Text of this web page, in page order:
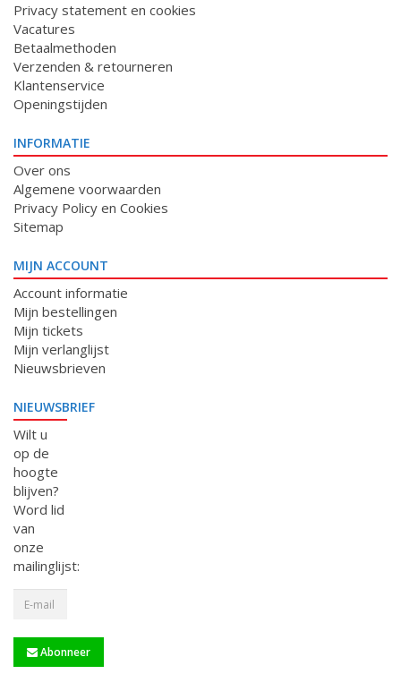
Privacy statement en cookies
Vacatures
Betaalmethoden
Verzenden & retourneren
Klantenservice
Openingstijden
INFORMATIE
Over ons
Algemene voorwaarden
Privacy Policy en Cookies
Sitemap
MIJN ACCOUNT
Account informatie
Mijn bestellingen
Mijn tickets
Mijn verlanglijst
Nieuwsbrieven
NIEUWSBRIEF
Wilt u
op de
hoogte
blijven?
Word lid
van
onze
mailinglijst:
Abonneer